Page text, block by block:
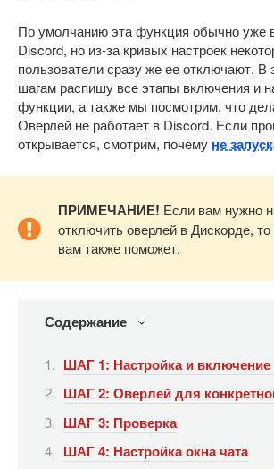
По умолчанию эта функция обычно уже
Discord, но из-за кривых настроек
пользователи сразу же ее отключают. В
шагам распишу все этапы включения и
функции, а также мы посмотрим, что
Оверлей не работает в Discord. Если
открывается, смотрим, почему не
ПРИМЕЧАНИЕ! Если вам нужно
отключить оверлей в Дискорде, то
вам также поможет.
Содержание
ШАГ 1: Настройка и
ШАГ 2: Оверлей для
ШАГ 3: Проверка
ШАГ 4: Настройка окна чата